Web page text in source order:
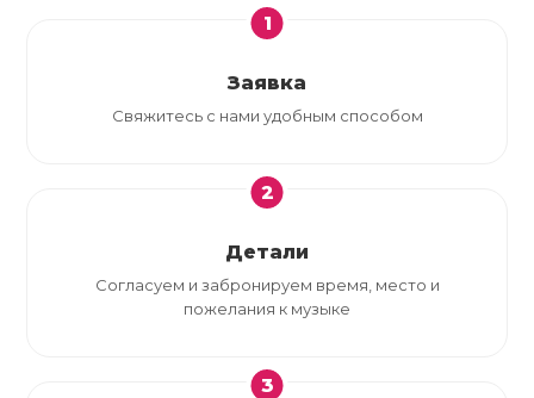
1
Заявка
Свяжитесь с нами удобным способом
2
Детали
Согласуем и забронируем время, место и
пожелания к музыке
3